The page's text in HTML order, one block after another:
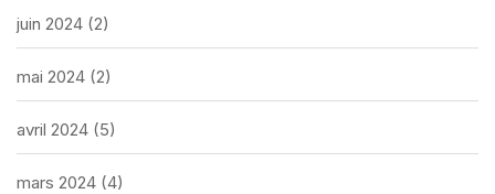
juin 2024 (2)
mai 2024 (2)
avril 2024 (5)
mars 2024 (4)